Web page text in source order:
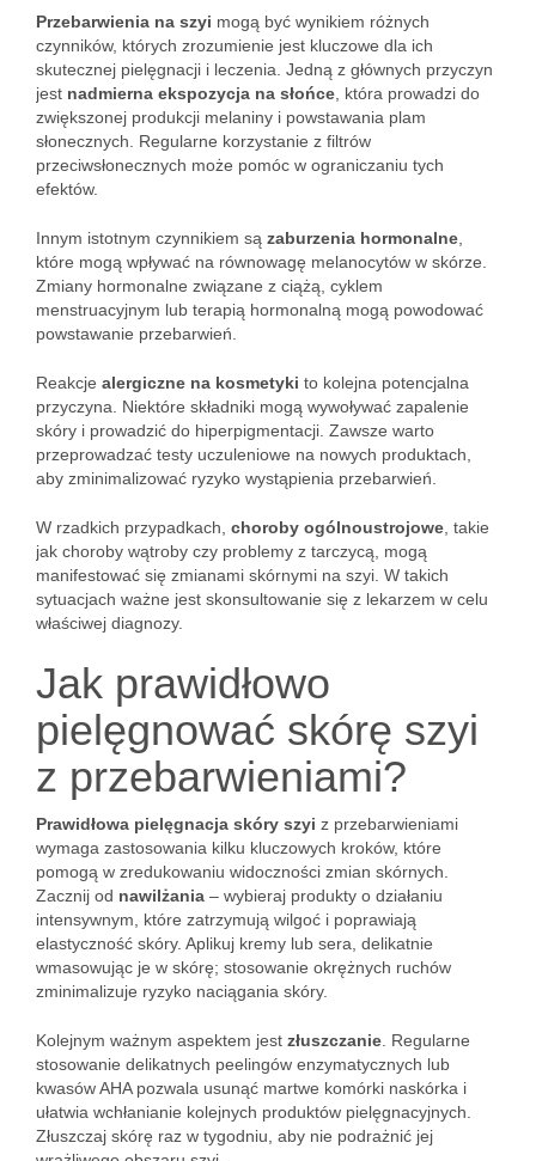
Przebarwienia na szyi mogą być wynikiem różnych
czynników, których zrozumienie jest kluczowe dla ich
skutecznej pielęgnacji i leczenia. Jedną z głównych przyczyn
jest nadmierna ekspozycja na słońce , która prowadzi do
zwiększonej produkcji melaniny i powstawania plam
słonecznych. Regularne korzystanie z filtrów
przeciwsłonecznych może pomóc w ograniczaniu tych
efektów.
Innym istotnym czynnikiem są zaburzenia hormonalne
które mogą wpływać na równowagę melanocytów w skórze.
Zmiany hormonalne związane z ciążą, cyklem
menstruacyjnym lub terapią hormonalną mogą powodować
powstawanie przebarwień.
Reakcje alergiczne na kosmetyki to kolejna potencjalna
przyczyna. Niektóre składniki mogą wywoływać zapalenie
skóry i prowadzić do hiperpigmentacji. Zawsze warto
przeprowadzać testy uczuleniowe na nowych produktach,
aby zminimalizować ryzyko wystąpienia przebarwień.
W rzadkich przypadkach, choroby ogólnoustrojowe , takie
jak choroby wątroby czy problemy z tarczycą, mogą
manifestować się zmianami skórnymi na szyi. W takich
sytuacjach ważne jest skonsultowanie się z lekarzem w celu
właściwej diagnozy.
Jak prawidłowo
pielęgnować skórę szyi
z przebarwieniami?
Prawidłowa pielęgnacja skóry szyi z przebarwieniami
wymaga zastosowania kilku kluczowych kroków, które
pomogą w zredukowaniu widoczności zmian skórnych.
Zacznij od nawilżania – wybieraj produkty o działaniu
intensywnym, które zatrzymują wilgoć i poprawiają
elastyczność skóry. Aplikuj kremy lub sera, delikatnie
wmasowując je w skórę; stosowanie okrężnych ruchów
zminimalizuje ryzyko naciągania skóry.
Kolejnym ważnym aspektem jest złuszczanie . Regularne
stosowanie delikatnych peelingów enzymatycznych lub
kwasów AHA pozwala usunąć martwe komórki naskórka i
ułatwia wchłanianie kolejnych produktów pielęgnacyjnych.
Złuszczaj skórę raz w tygodniu, aby nie podrażnić jej